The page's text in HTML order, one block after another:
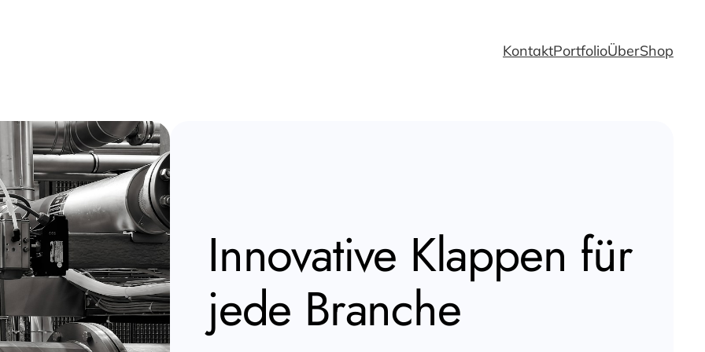
KontaktPortfolioÜberShop
Innovative Klappen für
jede Branche